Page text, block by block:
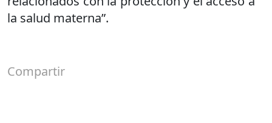
la salud materna”.
Compartir